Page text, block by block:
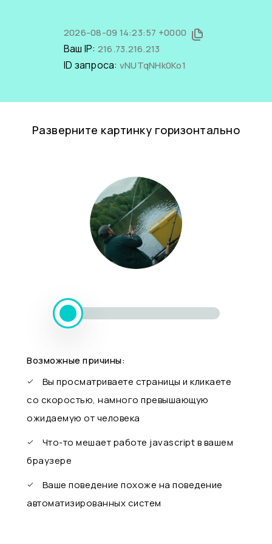
2026-08-09 14:23:57 +0000
Ваш IP: 216.73.216.213
ID запроса: vNUTqNHk0Ko1
Разверните картинку горизонтально
Возможные причины:
Вы просматриваете страницы и кликаете
со скоростью, намного превышающую
ожидаемую от человека
Что-то мешает работе javascript в вашем
браузере
Ваше поведение похоже на поведение
автоматизированных систем